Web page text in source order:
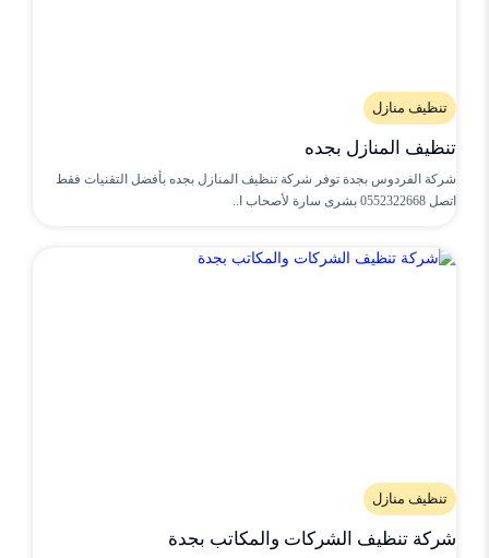
تنظيف منازل
تنظيف المنازل بجده
شركة الفردوس بجدة توفر شركة تنظيف المنازل بجده بأفضل التقنيات فقط
اتصل 0552322668 بشرى سارة لأصحاب ا..
تنظيف منازل
شركة تنظيف الشركات والمكاتب بجدة